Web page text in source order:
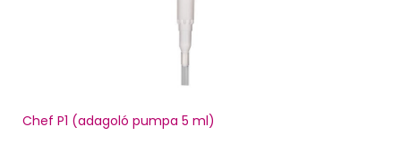
Chef P1 (adagoló pumpa 5 ml)